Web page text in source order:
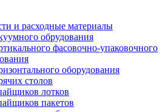
и расходные материалы
обрудования
фасовочно-упаковочного
оборудования
столов
лотков
пакетов